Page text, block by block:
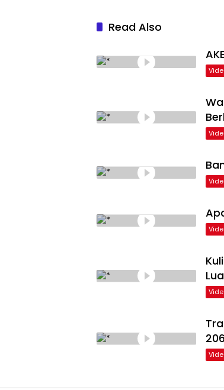
Read Also